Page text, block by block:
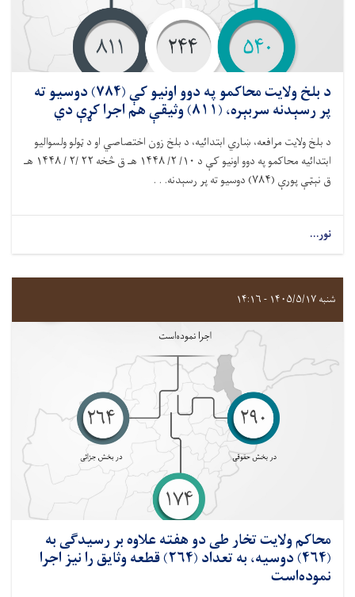
د بلخ ولايت محاکمو په دوو اونيو کې (۷۸۴) دوسیو ته
پر رسېدنه سربېره، (۸۱۱) وثیقې هم اجرا کړې دي
د بلخ ولايت مرافعه، ښاري ابتدائیه، د بلخ زون اختصاصي او د ټولو ولسواليو
ابتدائيه محاکمو په دوو اونيو کې د ۱۰/ ۲/ ۱۴۴۸ هـ ق څخه ۲۲ /۲ / ۱۴۴۸ هـ
ق نېټې پورې (۷۸۴) دوسيو ته پر رسېدنه. . .
نور...
شنبه ۱۴۰۵/۵/۱۷ - ۱۴:۱۶
محاکم ولايت تخار طی دو هفته علاوه بر رسيدگی به
(۴۶۴) دوسیه، به تعداد (۲۶۴) قطعه وثایق را نیز اجرا
نموده‌است